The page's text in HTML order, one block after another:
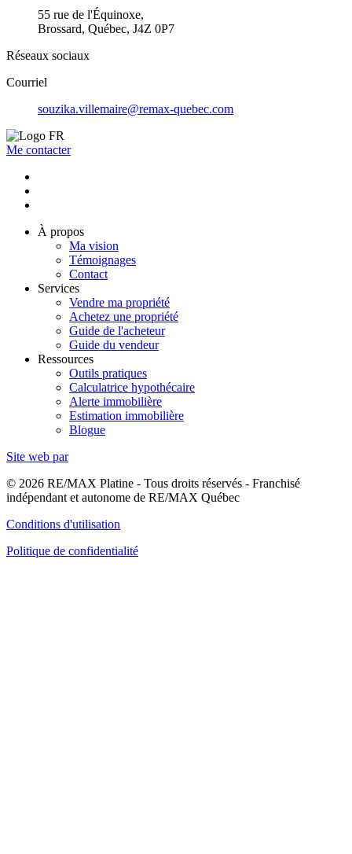
55 rue de l'Équinoxe,
Brossard, Québec, J4Z 0P7
Réseaux sociaux
Courriel
souzika.villemaire@remax-quebec.com
Me contacter
À propos
Ma vision
Témoignages
Contact
Services
Vendre ma propriété
Achetez une propriété
Guide de l'acheteur
Guide du vendeur
Ressources
Outils pratiques
Calculatrice hypothécaire
Alerte immobilière
Estimation immobilière
Blogue
Site web par
© 2026 RE/MAX Platine - Tous droits réservés - Franchisé
indépendant et autonome de RE/MAX Québec
Conditions d'utilisation
Politique de confidentialité